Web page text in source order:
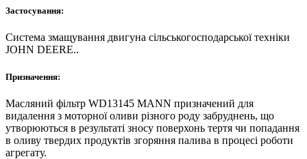
Застосування:
Система змащування двигуна сільськогосподарської техніки
JOHN DEERE..
Призначення:
Масляний фільтр WD13145 MANN призначений для
видалення з моторної оливи різного роду забруднень, що
утворюються в результаті зносу поверхонь тертя чи попадання
в оливу твердих продуктів згоряння палива в процесі роботи
агрегату.